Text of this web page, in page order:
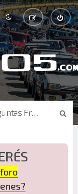
Preguntas Frecuentes
B